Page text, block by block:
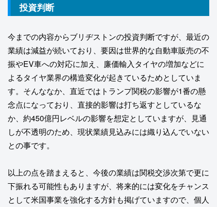
投資判断
今までの内容からブリヂストンの投資判断ですが、最近の
業績は減益が続いており、要因は世界的な自動車販売の不
振やEV車への対応に加え、廉価輸入タイヤの増加などに
よるタイヤ業界の構造変化が起きているためとしていま
す。そんななか、直近ではトランプ関税の影響が1番の懸
念点になっており、直接的影響は打ち返すとしているな
か、約450億円レベルの影響を想定としていますが、見通
しが不透明のため、現状業績見込みには織り込んでいない
との事です。
以上の点を踏まえると、今後の業績は関税交渉次第で更に
下振れる可能性もありますが、将来的には変化をチャンス
として米国事業を強化する方針も掲げていますので、個人